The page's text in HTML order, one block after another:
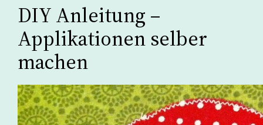
DIY Anleitung –
Applikationen selber
machen